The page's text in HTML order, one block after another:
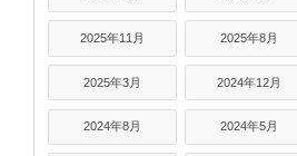
2025年11月 2025年8月
2025年3月 2024年12月
2024年8月 2024年5月